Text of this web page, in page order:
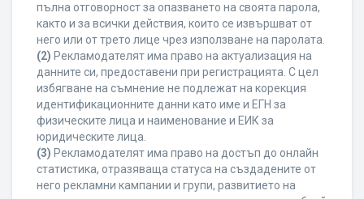
пълна отговорност за опазването на своята парола,
както и за всички действия, които се извършват от
него или от трето лице чрез използване на паролата.
(2) Рекламодателят има право на актуализация на
данните си, предоставени при регистрацията. С цел
избягване на съмнение не подлежат на корекция
идентификационните данни като име и ЕГН за
физическите лица и наименование и ЕИК за
юридическите лица.
(3) Рекламодателят има право на достъп до онлайн
статистика, отразяваща статуса на създадените от
него рекламни кампании и групи, развитието на